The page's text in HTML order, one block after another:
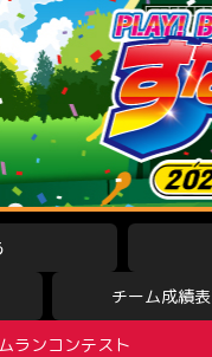
チーム成績表
ランコンテスト